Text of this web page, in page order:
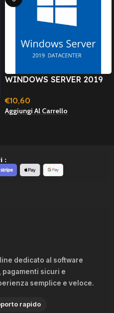
WINDOWS SERVER 2019
Vita
€10,60
Aggiungi Al Carrello
:
dedicato al software
pagamenti sicuri e
semplice e veloce.
rapido